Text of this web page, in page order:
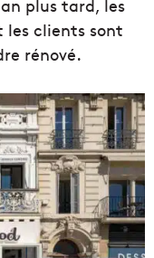
plus tard, les
clients sont
rénové.